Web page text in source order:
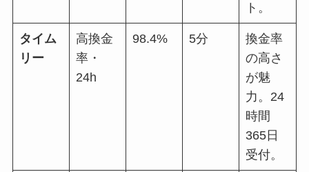
ト。
タイム
リー
高換金
率・
24h
98.4% 5分
換金率
の高さ
が魅
力。24
時間
365日
受付。